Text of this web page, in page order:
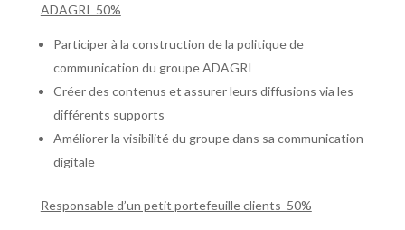
ADAGRI 50%
Participer à la construction de la politique de
communication du groupe ADAGRI
Créer des contenus et assurer leurs diffusions via les
différents supports
Améliorer la visibilité du groupe dans sa communication
digitale
Responsable d’un petit portefeuille clients 50%